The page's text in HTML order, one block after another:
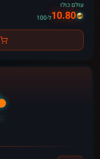
עולם כולו
10.80ל-100